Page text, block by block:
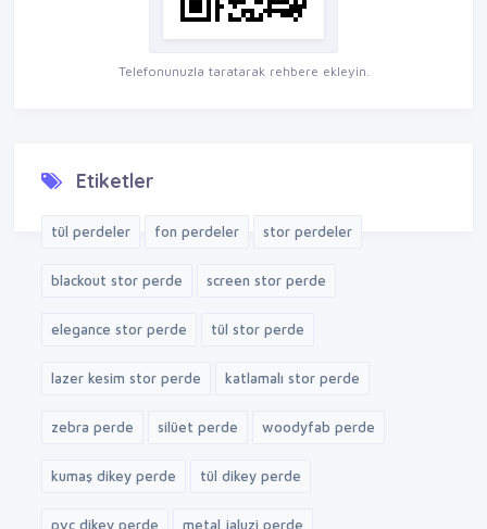
Telefonunuzla taratarak rehbere ekleyin.
Etiketler
tül perdeler fon perdeler stor perdeler
blackout stor perde screen stor perde
elegance stor perde tül stor perde
lazer kesim stor perde katlamalı stor perde
zebra perde silüet perde woodyfab perde
kumaş dikey perde tül dikey perde
pvc dikey perde metal jaluzi perde